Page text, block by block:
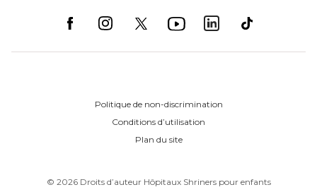
Politique de non-discrimination
Conditions d’utilisation
Plan du site
© 2026 Droits d’auteur Hôpitaux Shriners pour enfants